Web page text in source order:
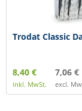
Trodat Classic
8,40 €
inkl. MwSt.
7,06 €
excl.